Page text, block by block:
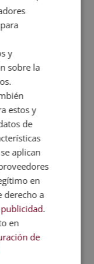
o le hagan
conecten
de
temáticas
inmersiones
(pero
sin tener que
de impresionar
: reservas
aumentada,
procesos:
¿Hay Wi-Fi
Invierte en
sin
y
sobre la
estos y
de
aplican
en
derecho a
.
en
de